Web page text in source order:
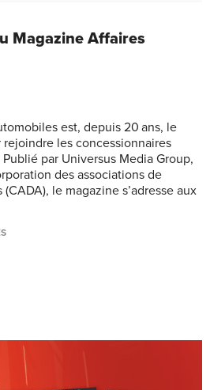
Magazine Affaires
est, depuis 20 ans, le
les concessionnaires
par Universus Media Group,
des associations de
le magazine s’adresse aux